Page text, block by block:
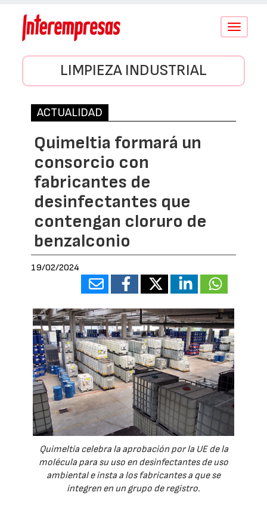
Conmutar
LIMPIEZA INDUSTRIAL
ACTUALIDAD
Quimeltia formará un
consorcio con
fabricantes de
desinfectantes que
contengan cloruro de
benzalconio
19/02/2024
Quimeltia celebra la aprobación por la UE de la
molécula para su uso en desinfectantes de uso
ambiental e insta a los fabricantes a que se
integren en un grupo de registro.